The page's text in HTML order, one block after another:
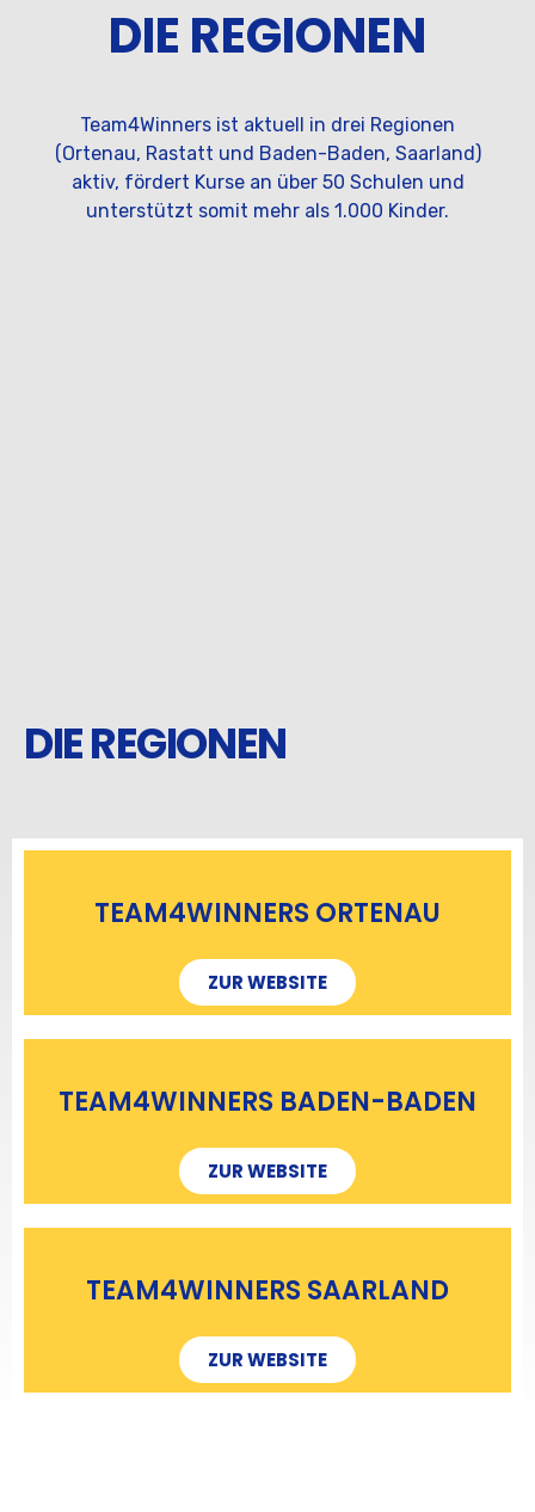
DIE REGIONEN
Team4Winners ist aktuell in drei Regionen
(Ortenau, Rastatt und Baden-Baden, Saarland)
aktiv, fördert Kurse an über 50 Schulen und
unterstützt somit mehr als 1.000 Kinder.
DIE REGIONEN
TEAM4WINNERS ORTENAU
ZUR WEBSITE
TEAM4WINNERS BADEN-BADEN
ZUR WEBSITE
TEAM4WINNERS SAARLAND
ZUR WEBSITE